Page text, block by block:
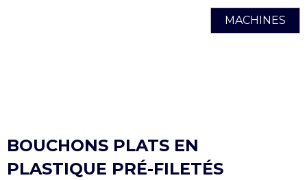
MACHINES
BOUCHONS PLATS EN
PLASTIQUE PRÉ-FILETÉS